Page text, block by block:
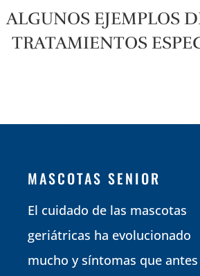
ALGUNOS EJEMPLOS
TRATAMIENTOS
MASCOTAS SENIOR
El cuidado de las mascotas
geriátricas ha evolucionado
mucho y síntomas que antes